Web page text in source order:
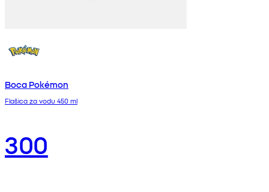
Boca Pokémon
Flašica za vodu 450 ml
300